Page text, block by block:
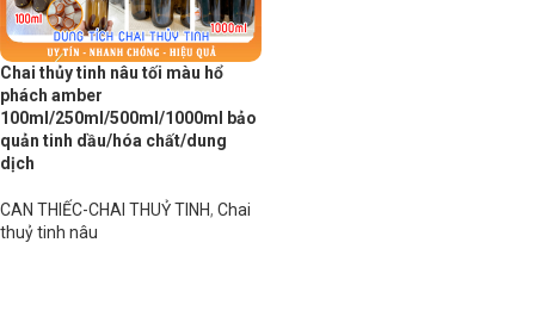
Chai thủy tinh nâu tối màu hổ
phách amber
100ml/250ml/500ml/1000ml bảo
quản tinh dầu/hóa chất/dung
dịch
CAN THIẾC-CHAI THUỶ TINH, Chai
thuỷ tinh nâu